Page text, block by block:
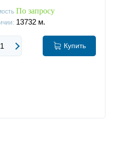
По запросу
13732 м.
Купить